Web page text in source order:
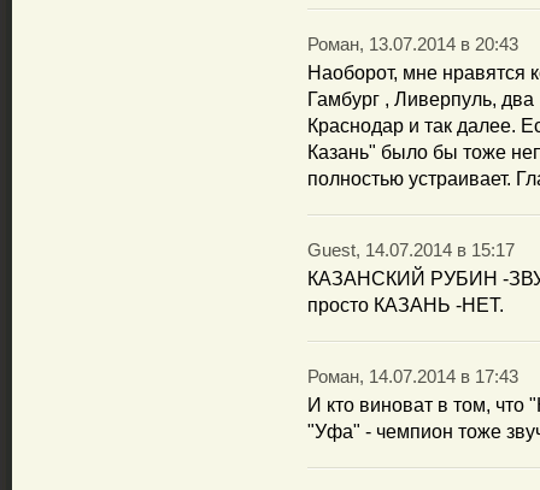
Роман, 13.07.2014 в 20:43
Наоборот, мне нравятся
Гамбург , Ливерпуль,
Краснодар и так далее.
Казань" было бы тоже
полностью устраивает.
Guest, 14.07.2014 в 15:17
КАЗАНСКИЙ РУБИН -
просто КАЗАНЬ -НЕТ.
Роман, 14.07.2014 в 17:43
И кто виноват в том, что
"Уфа" - чемпион тоже